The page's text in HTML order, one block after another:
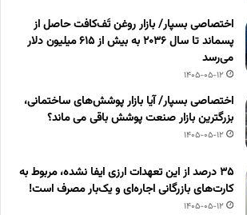
اختصاصی بسپار/ بازار روغن تَف‌کافت حاصل از
پسماند تا سال ۲۰۳۶ به بیش از ۶۱۵ میلیون دلار
می‌رسد
1405-05-12
اختصاصی بسپار/ آیا بازار پوشش‌های ساختمانی،
بزرگترین بازار صنعت پوشش باقی می ماند؟
1405-05-12
۳۵ درصد از این تعهدات ارزی ایفا نشده، مربوط به
کارت‌های بازرگانی اجاره‌ای و یک‌بار مصرف است!
1405-05-12